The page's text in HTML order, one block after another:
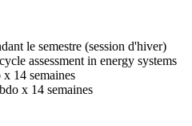
le semestre (session d'hiver)
assessment in energy systems
14 semaines
x 14 semaines